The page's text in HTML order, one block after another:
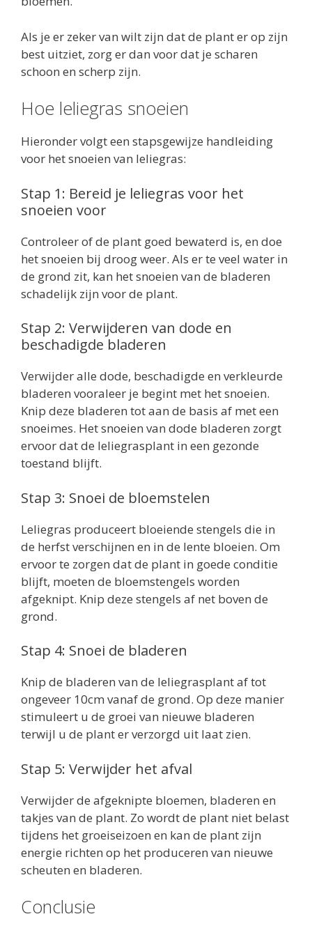
Als je er zeker van wilt zijn dat de plant er op zijn
best uitziet, zorg er dan voor dat je scharen
schoon en scherp zijn.
Hoe leliegras snoeien
Hieronder volgt een stapsgewijze handleiding
voor het snoeien van leliegras:
Stap 1: Bereid je leliegras voor het
snoeien voor
Controleer of de plant goed bewaterd is, en doe
het snoeien bij droog weer. Als er te veel water in
de grond zit, kan het snoeien van de bladeren
schadelijk zijn voor de plant.
Stap 2: Verwijderen van dode en
beschadigde bladeren
Verwijder alle dode, beschadigde en verkleurde
bladeren vooraleer je begint met het snoeien.
Knip deze bladeren tot aan de basis af met een
snoeimes. Het snoeien van dode bladeren zorgt
ervoor dat de leliegrasplant in een gezonde
toestand blijft.
Stap 3: Snoei de bloemstelen
Leliegras produceert bloeiende stengels die in
de herfst verschijnen en in de lente bloeien. Om
ervoor te zorgen dat de plant in goede conditie
blijft, moeten de bloemstengels worden
afgeknipt. Knip deze stengels af net boven de
grond.
Stap 4: Snoei de bladeren
Knip de bladeren van de leliegrasplant af tot
ongeveer 10cm vanaf de grond. Op deze manier
stimuleert u de groei van nieuwe bladeren
terwijl u de plant er verzorgd uit laat zien.
Stap 5: Verwijder het afval
Verwijder de afgeknipte bloemen, bladeren en
takjes van de plant. Zo wordt de plant niet belast
tijdens het groeiseizoen en kan de plant zijn
energie richten op het produceren van nieuwe
scheuten en bladeren.
Conclusie